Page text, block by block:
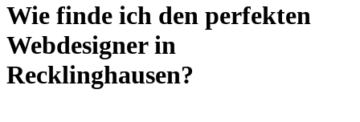
Wie finde ich den perfekten
Webdesigner in
Recklinghausen?